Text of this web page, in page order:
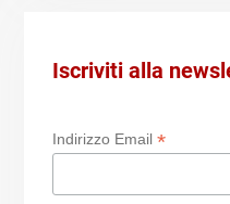
Iscriviti alla
Indirizzo Email *